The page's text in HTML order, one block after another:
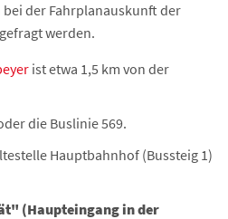
der Fahrplanauskunft der
werden.
ist etwa 1,5 km von der
die Buslinie 569.
Hauptbahnhof (Bussteig 1)
(Haupteingang in der